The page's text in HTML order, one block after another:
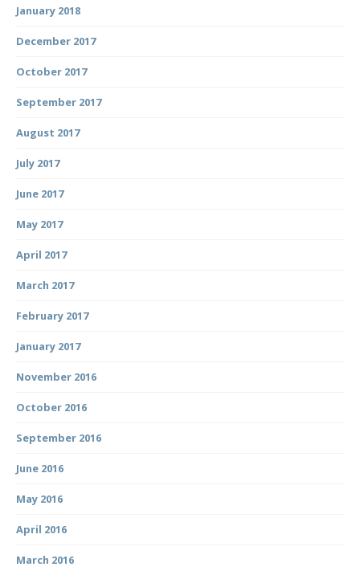
January 2018
December 2017
October 2017
September 2017
August 2017
July 2017
June 2017
May 2017
April 2017
March 2017
February 2017
January 2017
November 2016
October 2016
September 2016
June 2016
May 2016
April 2016
March 2016